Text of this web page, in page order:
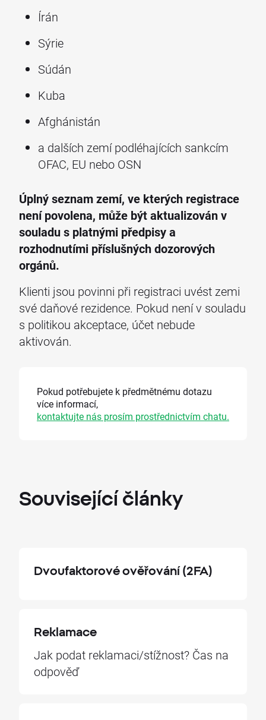
Írán
Sýrie
Súdán
Kuba
Afghánistán
a dalších zemí podléhajících sankcím
OFAC, EU nebo OSN
Úplný seznam zemí, ve kterých registrace
není povolena, může být aktualizován v
souladu s platnými předpisy a
rozhodnutími příslušných dozorových
orgánů.
Klienti jsou povinni při registraci uvést zemi
své daňové rezidence. Pokud není v souladu
s politikou akceptace, účet nebude
aktivován.
Pokud potřebujete k předmětnému dotazu
více informací,
kontaktujte nás prosím prostřednictvím chatu.
Související články
Dvoufaktorové ověřování (2FA)
Reklamace
Jak podat reklamaci/stížnost? Čas na
odpověď